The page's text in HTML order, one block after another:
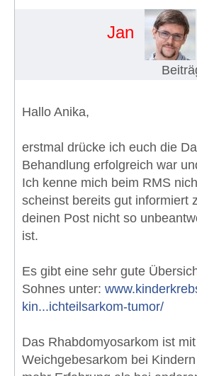
Jan
Hallo Anika,
erstmal drücke ich euch die
Behandlung erfolgreich war
Ich kenne mich beim RMS
scheinst bereits gut informiert
deinen Post nicht so
ist.
Es gibt eine sehr gute
Sohnes unter:
kin...ichteilsarkom-tumor/
Das Rhabdomyosarkom ist
Weichgebesarkom bei